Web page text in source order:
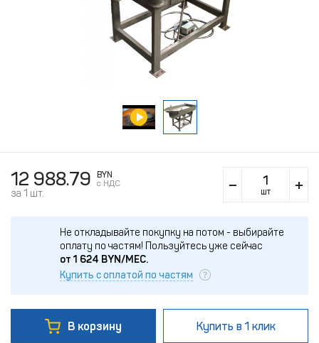
12 988.79
BYN
c НДС
за 1 шт. шт
Не откладывайте покупку на потом - выбирайте
оплату по частям! Пользуйтесь уже сейчас
от 1 624 BYN/МЕС.
Купить с оплатой по частям
В корзину Купить в 1 клик